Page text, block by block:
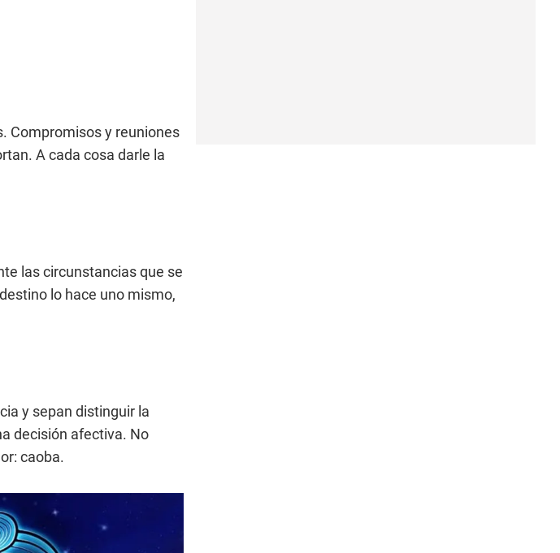
Compromisos y reuniones
A cada cosa darle la
las circunstancias que se
lo hace uno mismo,
y sepan distinguir la
decisión afectiva. No
caoba.